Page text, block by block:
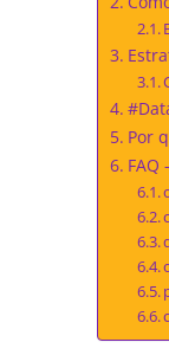
Por